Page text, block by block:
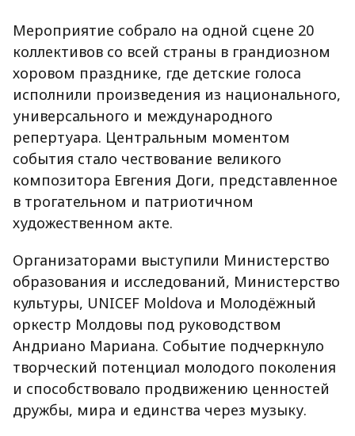
Мероприятие собрало на одной сцене 20
коллективов со всей страны в грандиозном
хоровом празднике, где детские голоса
исполнили произведения из национального,
универсального и международного
репертуара. Центральным моментом
события стало чествование великого
композитора Евгения Доги, представленное
в трогательном и патриотичном
художественном акте.
Организаторами выступили Министерство
образования и исследований, Министерство
культуры, UNICEF Moldova и Молодёжный
оркестр Молдовы под руководством
Андриано Мариана. Событие подчеркнуло
творческий потенциал молодого поколения
и способствовало продвижению ценностей
дружбы, мира и единства через музыку.